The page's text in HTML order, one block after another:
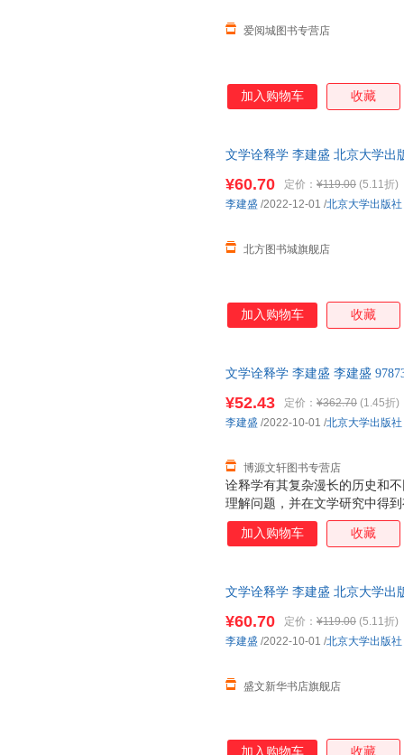
爱阅城图书专营店
加入购物车 收藏
文学诠释学 李建盛 北京大学出
¥60.70 定价： ¥119.00 (5.11折)
北方图书城旗舰店
李建盛 /2022-12-01 /北京大学出版社
加入购物车 收藏
文学诠释学 李建盛 李建盛
诠释学有其复杂漫长的历史和
理解问题，并在文学研究中得
论和文学理论的综合视野中考
借鉴本体论诠释学思想，广泛
¥52.43 定价： ¥362.70 (1.45折)
博源文轩图书专营店
李建盛 /2022-10-01 /北京大学出版社
加入购物车 收藏
文学诠释学 李建盛 北京大学出
¥60.70 定价： ¥119.00 (5.11折)
盛文新华书店旗舰店
李建盛 /2022-10-01 /北京大学出版社
加入购物车 收藏